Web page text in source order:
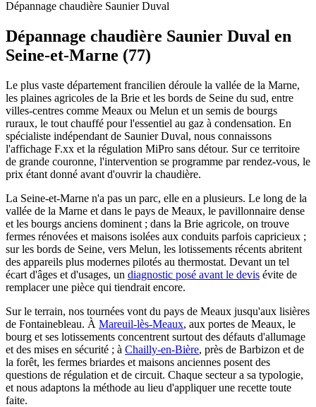
Dépannage chaudière Saunier Duval
Dépannage chaudière Saunier Duval en
Seine-et-Marne (77)
Le plus vaste département francilien déroule la vallée de la Marne,
les plaines agricoles de la Brie et les bords de Seine du sud, entre
villes-centres comme Meaux ou Melun et un semis de bourgs
ruraux, le tout chauffé pour l'essentiel au gaz à condensation. En
spécialiste indépendant de Saunier Duval, nous connaissons
l'affichage F.xx et la régulation MiPro sans détour. Sur ce territoire
de grande couronne, l'intervention se programme par rendez-vous, le
prix étant donné avant d'ouvrir la chaudière.
La Seine-et-Marne n'a pas un parc, elle en a plusieurs. Le long de la
vallée de la Marne et dans le pays de Meaux, le pavillonnaire dense
et les bourgs anciens dominent ; dans la Brie agricole, on trouve
fermes rénovées et maisons isolées aux conduits parfois capricieux ;
sur les bords de Seine, vers Melun, les lotissements récents abritent
des appareils plus modernes pilotés au thermostat. Devant un tel
écart d'âges et d'usages, un diagnostic posé avant le devis évite de
remplacer une pièce qui tiendrait encore.
Sur le terrain, nos tournées vont du pays de Meaux jusqu'aux lisières
de Fontainebleau. À Mareuil-lès-Meaux, aux portes de Meaux, le
bourg et ses lotissements concentrent surtout des défauts d'allumage
et des mises en sécurité ; à Chailly-en-Bière, près de Barbizon et de
la forêt, les fermes briardes et maisons anciennes posent des
questions de régulation et de circuit. Chaque secteur a sa typologie,
et nous adaptons la méthode au lieu d'appliquer une recette toute
faite.